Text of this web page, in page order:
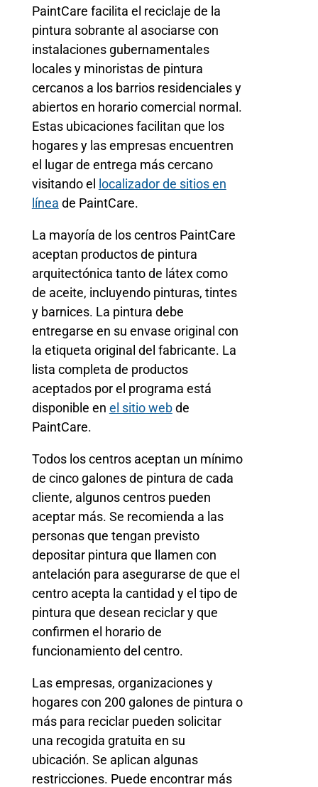
PaintCare facilita el reciclaje de la
pintura sobrante al asociarse con
instalaciones gubernamentales
locales y minoristas de pintura
cercanos a los barrios residenciales y
abiertos en horario comercial normal.
Estas ubicaciones facilitan que los
hogares y las empresas encuentren
el lugar de entrega más cercano
visitando el localizador de sitios en
línea de PaintCare.
La mayoría de los centros PaintCare
aceptan productos de pintura
arquitectónica tanto de látex como
de aceite, incluyendo pinturas, tintes
y barnices. La pintura debe
entregarse en su envase original con
la etiqueta original del fabricante. La
lista completa de productos
aceptados por el programa está
disponible en el sitio webde
PaintCare.
Todos los centros aceptan un mínimo
de cinco galones de pintura de cada
cliente, algunos centros pueden
aceptar más. Se recomienda a las
personas que tengan previsto
depositar pintura que llamen con
antelación para asegurarse de que el
centro acepta la cantidad y el tipo de
pintura que desean reciclar y que
confirmen el horario de
funcionamiento del centro.
Las empresas, organizaciones y
hogares con 200 galones de pintura o
más para reciclar pueden solicitar
una recogida gratuita en su
ubicación. Se aplican algunas
restricciones. Puede encontrar más